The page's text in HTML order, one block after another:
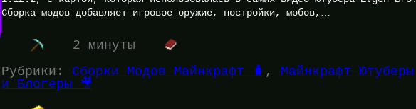
Сборка модов добавляет игровое оружие, постройки, мобов,…
2 минуты
Рубрики: Сборки Модов Майнкрафт 🧳 , Майнкрафт Ютуберы
и Блогеры 🎥